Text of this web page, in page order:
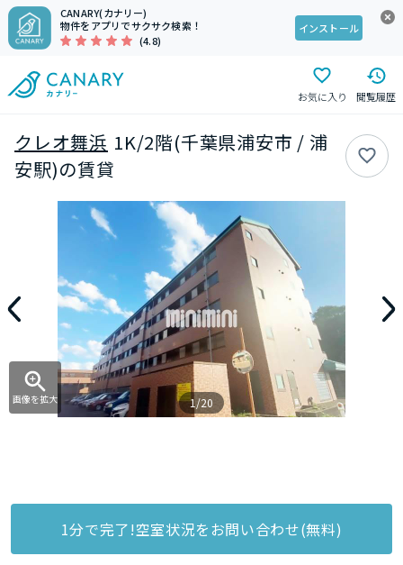
CANARY(カナリー)
物件をアプリでサクサク検索！
(4.8)
インストール
お気に入り 閲覧履歴
クレオ舞浜 1K/2階(千葉県浦安市 / 浦
安駅)の賃貸
画像を拡大 1/20
1分で完了!空室状況をお問い合わせ(無料)